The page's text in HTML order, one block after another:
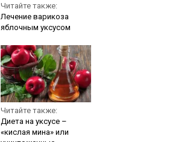
Читайте также:
Лечение варикоза
яблочным уксусом
Читайте также:
Диета на уксусе –
«кислая мина» или